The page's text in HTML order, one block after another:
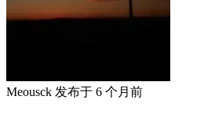
Meousck 发布于 6 个月前